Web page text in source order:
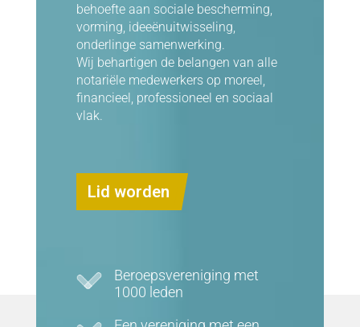
behoefte aan sociale bescherming,
vorming, ideeënuitwisseling,
onderlinge samenwerking.
Wij behartigen de belangen van alle
notariële medewerkers op moreel,
financieel, professioneel en sociaal
vlak.
Lid worden
Beroepsvereniging met
1000 leden